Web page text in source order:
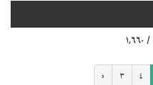
‹ ٣ ٤